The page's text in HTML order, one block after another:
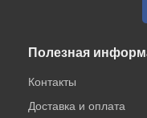
Полезная
Контакты
Доставка и оплата